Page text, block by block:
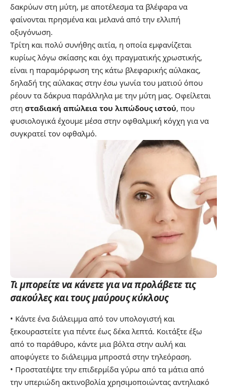
δακρύων στη μύτη, με αποτέλεσμα τα βλέφαρα να
φαίνονται πρησμένα και μελανά από την ελλιπή
οξυγόνωση.
Tρίτη και πολύ συνήθης αιτία, η οποία εμφανίζεται
κυρίως λόγω σκίασης και όχι πραγματικής χρωστικής,
είναι η παραμόρφωση της κάτω βλεφαρικής αύλακας,
δηλαδή της αύλακας στην έσω γωνία του ματιού όπου
ρέουν τα δάκρυα παράλληλα με την μύτη μας. Οφείλεται
στη σταδιακή απώλεια του λιπώδους ιστού, που
φυσιολογικά έχουμε μέσα στην οφθαλμική κόγχη για να
συγκρατεί τον οφθαλμό.
Τι μπορείτε να κάνετε για να προλάβετε τις
σακούλες και τους μαύρους κύκλους
• Κάντε ένα διάλειμμα από τον υπολογιστή και
ξεκουραστείτε για πέντε έως δέκα λεπτά. Κοιτάξτε έξω
από το παράθυρο, κάντε μια βόλτα στην αυλή και
αποφύγετε το διάλειμμα μπροστά στην τηλεόραση.
• Προστατέψτε την επιδερμίδα γύρω από τα μάτια από
την υπεριώδη ακτινοβολία χρησιμοποιώντας αντηλιακό